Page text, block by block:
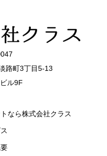
路町3丁目5-13
ル9F
なら株式会社クラス